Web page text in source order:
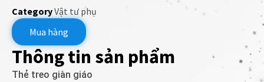
CategoryVật tư phụ
Mua hàng
Thông tin sản phẩm
Thẻ treo giàn giáo